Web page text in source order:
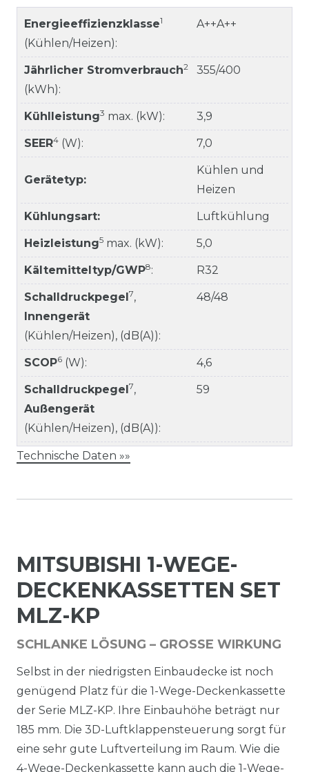
Energieeffizienzklasse1
(Kühlen/Heizen):
A++A++
Jährlicher Stromverbrauch2
(kWh):
355/400
Kühlleistung3 max. (kW): 3,9
SEER4 (W): 7,0
Gerätetyp:
Kühlen und
Heizen
Kühlungsart: Luftkühlung
Heizleistung5 max. (kW): 5,0
Kältemitteltyp/GWP8: R32
Schalldruckpegel 7,
Innengerät
(Kühlen/Heizen), (dB(A)):
48/48
SCOP6 (W): 4,6
Schalldruckpegel 7,
Außengerät
(Kühlen/Heizen), (dB(A)):
59
Technische Daten »»
MITSUBISHI 1-WEGE-
DECKENKASSETTEN SET
MLZ-KP
SCHLANKE LÖSUNG – GROSSE WIRKUNG
Selbst in der niedrigsten Einbaudecke ist noch
genügend Platz für die 1-Wege-Deckenkassette
der Serie MLZ-KP. Ihre Einbauhöhe beträgt nur
185 mm. Die 3D-Luftklappensteuerung sorgt für
eine sehr gute Luftverteilung im Raum. Wie die
4-Wege-Deckenkassette kann auch die 1-Wege-